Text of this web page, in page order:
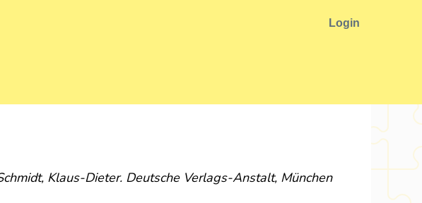
Login
Klaus-Dieter. Deutsche Verlags-Anstalt, München